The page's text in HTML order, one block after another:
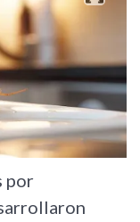
por